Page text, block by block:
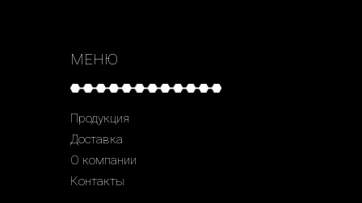
МЕНЮ
Продукция
Доставка
О компании
Контакты